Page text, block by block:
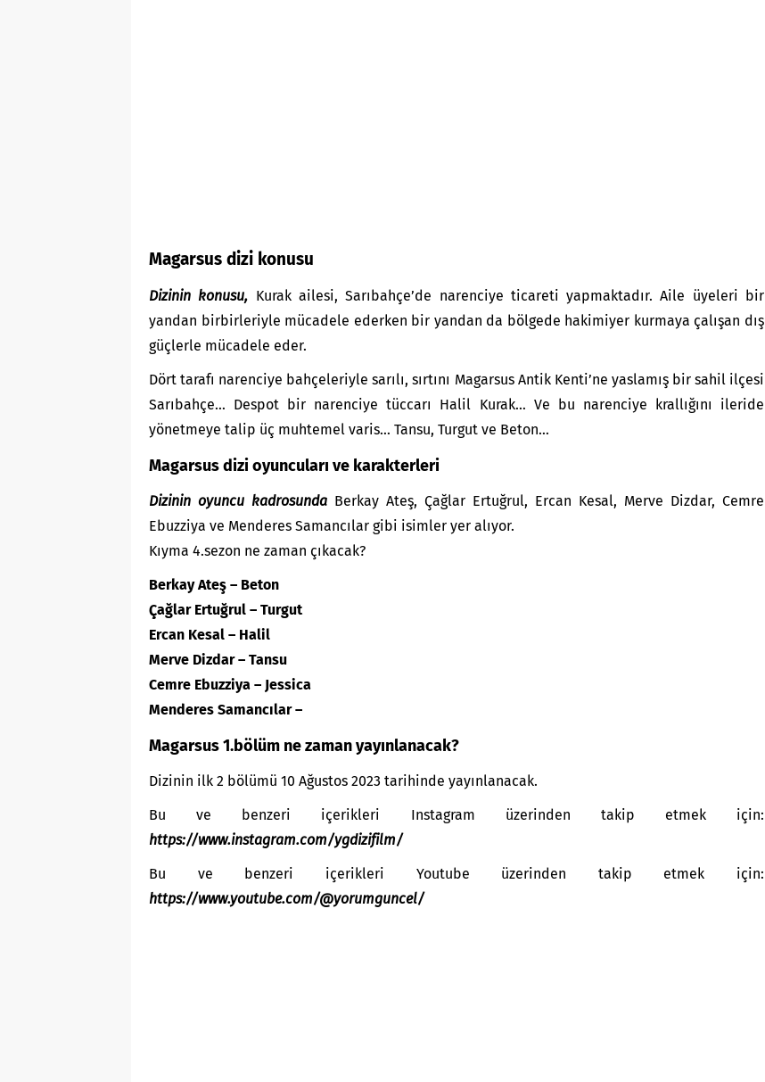
Magarsus dizi konusu
Dizinin konusu, Kurak ailesi, Sarıbahçe’de narenciye ticareti yapmaktadır. Aile üyeleri bir
yandan birbirleriyle mücadele ederken bir yandan da bölgede hakimiyer kurmaya çalışan dış
güçlerle mücadele eder.
Dört tarafı narenciye bahçeleriyle sarılı, sırtını Magarsus Antik Kenti’ne yaslamış bir sahil ilçesi
Sarıbahçe… Despot bir narenciye tüccarı Halil Kurak… Ve bu narenciye krallığını ileride
yönetmeye talip üç muhtemel varis… Tansu, Turgut ve Beton…
Magarsus dizi oyuncuları ve karakterleri
Dizinin oyuncu kadrosunda Berkay Ateş, Çağlar Ertuğrul, Ercan Kesal, Merve Dizdar, Cemre
Ebuzziya ve Menderes Samancılar gibi isimler yer alıyor.
Kıyma 4.sezon ne zaman çıkacak?
Berkay Ateş – Beton
Çağlar Ertuğrul – Turgut
Ercan Kesal – Halil
Merve Dizdar – Tansu
Cemre Ebuzziya – Jessica
Menderes Samancılar –
Magarsus 1.bölüm ne zaman yayınlanacak?
Dizinin ilk 2 bölümü 10 Ağustos 2023 tarihinde yayınlanacak.
Bu ve benzeri içerikleri Instagram üzerinden takip etmek için:
https://www.instagram.com/ygdizifilm/
Bu ve benzeri içerikleri Youtube üzerinden takip etmek için:
https://www.youtube.com/@yorumguncel/